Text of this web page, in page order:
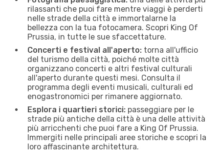
rilassanti che puoi fare mentre viaggi è perderti
nelle strade della città e immortalarne la
bellezza con la tua fotocamera. Scopri King Of
Prussia, in tutte le sue sfaccettature.
Concerti e festival all'aperto: torna all'ufficio
del turismo della città, poiché molte città
organizzano concerti e altri festival culturali
all'aperto durante questi mesi. Consulta il
programma degli eventi musicali, culturali ed
enogastronomici per rimanere aggiornato.
Esplora i quartieri storici: passeggiare per le
strade più antiche della città è una delle attività
più arricchenti che puoi fare a King Of Prussia.
Immergiti nelle principali aree storiche e scopri la
loro affascinante architettura.